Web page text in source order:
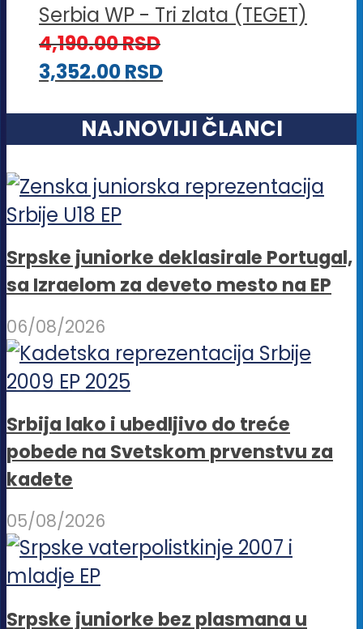
Serbia WP - Tri zlata (TEGET)
4,190.00RSD
3,352.00RSD
NAJNOVIJI ČLANCI
Srpske juniorke deklasirale Portugal,
sa Izraelom za deveto mesto na EP
06/08/2026
Srbija lako i ubedljivo do treće
pobede na Svetskom prvenstvu za
kadete
05/08/2026
Srpske juniorke bez plasmana u